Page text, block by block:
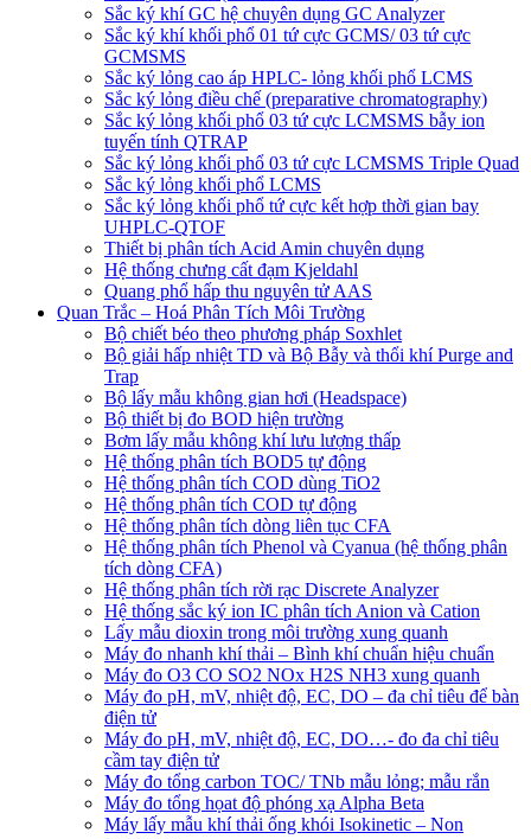
Sắc ký khí GC hệ chuyên dụng GC Analyzer
Sắc ký khí khối phổ 01 tứ cực GCMS/ 03 tứ cực
GCMSMS
Sắc ký lỏng cao áp HPLC- lỏng khối phổ LCMS
Sắc ký lỏng điều chế (preparative chromatography)
Sắc ký lỏng khối phổ 03 tứ cực LCMSMS bẫy ion
tuyến tính QTRAP
Sắc ký lỏng khối phổ 03 tứ cực LCMSMS Triple Quad
Sắc ký lỏng khối phổ LCMS
Sắc ký lỏng khối phổ tứ cực kết hợp thời gian bay
UHPLC-QTOF
Thiết bị phân tích Acid Amin chuyên dụng
Hệ thống chưng cất đạm Kjeldahl
Quang phổ hấp thu nguyên tử AAS
Quan Trắc – Hoá Phân Tích Môi Trường
Bộ chiết béo theo phương pháp Soxhlet
Bộ giải hấp nhiệt TD và Bộ Bẫy và thổi khí Purge and
Trap
Bộ lấy mẫu không gian hơi (Headspace)
Bộ thiết bị đo BOD hiện trường
Bơm lấy mẫu không khí lưu lượng thấp
Hệ thống phân tích BOD5 tự động
Hệ thống phân tích COD dùng TiO2
Hệ thống phân tích COD tự động
Hệ thống phân tích dòng liên tục CFA
Hệ thống phân tích Phenol và Cyanua (hệ thống phân
tích dòng CFA)
Hệ thống phân tích rời rạc Discrete Analyzer
Hệ thống sắc ký ion IC phân tích Anion và Cation
Lấy mẫu dioxin trong môi trường xung quanh
Máy đo nhanh khí thải – Bình khí chuẩn hiệu chuẩn
Máy đo O3 CO SO2 NOx H2S NH3 xung quanh
Máy đo pH, mV, nhiệt độ, EC, DO – đa chỉ tiêu để bàn
điện tử
Máy đo pH, mV, nhiệt độ, EC, DO…- đo đa chỉ tiêu
cầm tay điện tử
Máy đo tổng carbon TOC/ TNb mẫu lỏng; mẫu rắn
Máy đo tổng họat độ phóng xạ Alpha Beta
Máy lấy mẫu khí thải ống khói Isokinetic – Non